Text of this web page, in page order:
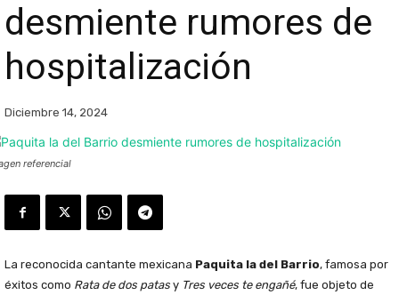
desmiente rumores de
hospitalización
Diciembre 14, 2024
referencial
La reconocida cantante mexicana Paquita la del Barrio, famosa por
éxitos como Rata de dos patas y Tres veces te engañé, fue objeto de